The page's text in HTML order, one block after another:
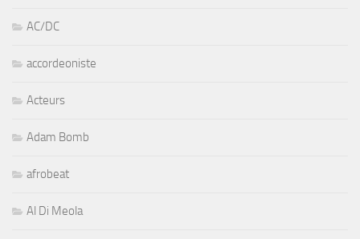
AC/DC
accordeoniste
Acteurs
Adam Bomb
afrobeat
Al Di Meola